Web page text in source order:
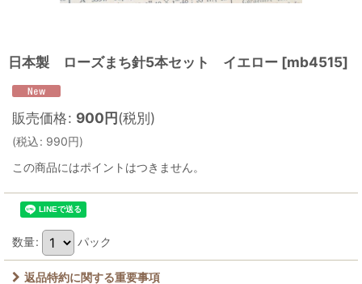
日本製 ローズまち針5本セット イエロー [mb4515]
販売価格: 900円(税別)
(税込: 990円)
この商品にはポイントはつきません。
数量: パック
返品特約に関する重要事項